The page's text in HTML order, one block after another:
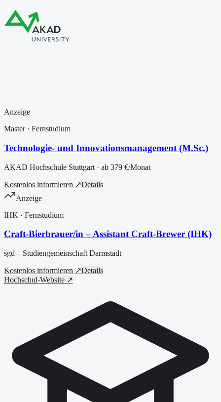
Anzeige
Master· Fernstudium
Technologie- und Innovationsmanagement (M.Sc.)
AKAD Hochschule Stuttgart · ab 379 €/Monat
Kostenlos informieren ↗Details
Anzeige
IHK · Fernstudium
Craft-Bierbrauer/in – Assistant Craft-Brewer (IHK)
sgd – Studiengemeinschaft Darmstadt
Kostenlos informieren ↗Details
Hochschul-Website ↗